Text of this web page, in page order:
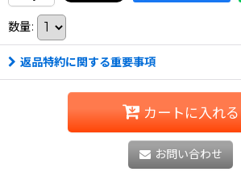
数量:
返品特約に関する重要事項
カートに入れる
お問い合わせ